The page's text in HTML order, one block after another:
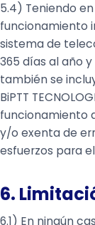
5.4) Teniendo
funcionamiento
sistema de
365 días al año
también se
BiPTT
funcionamiento
y/o exenta de
esfuerzos para
6.
6.1) En ningún